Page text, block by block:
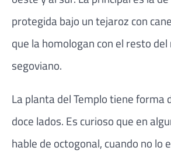
protegida bajo un tejaroz con
que la homologan con el resto
segoviano.
La planta del Templo tiene forma
doce lados. Es curioso que en
hable de octogonal, cuando no lo